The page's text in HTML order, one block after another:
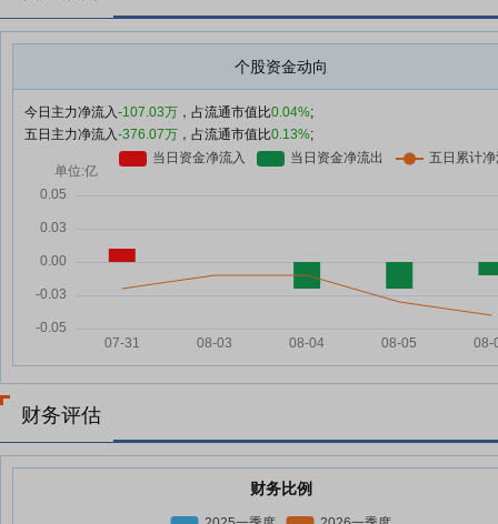
个股资金动向
今日主力净流入-107.03万 ，占流通市值比0.04%;
五日主力净流入-376.07万 ，占流通市值比0.13%;
财务评估
财务比例